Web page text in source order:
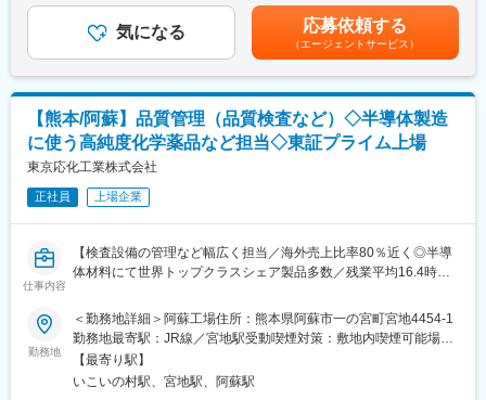
営業所は全体で15名が所属しています。新卒社員も配属されてお
り活気のある職場です。
新しいものを積極的に取り入れる挑戦的な風土があり、現場を重
視する営業スタイルを大切にしています。
変更の範囲：無
・その他、付帯的業務
※採用試験に先立ち、仕事内容の詳細は説明します。
■当社の魅力：
・日鉄エンジニアリング株式会社が建設する環境施設の、操業・
整備・資材供給などの維持管理を行うと共に、関連するソリュー
ションを企画・実行している会社です。
・全国に60ヶ所（廃棄物処理施設49カ所、エネルギー供給施設11
カ所）の事業所を持ち、ガス化高温溶融炉（廃棄物を高温処理し
スラグ・メタルとして再資源化できる施設）を安定稼動させる技
術を持つなど、環境対策にも一翼を担うと業界・自治体から大き
な注目を集めています。それと同時に、日本製鉄（株）が長年蓄
ンジニアリングノウハウを生かし、多くの製造工場のユーティリ
ティ供給設備を手掛けています。
・今後も資源循環型社会を実現させるため最先端の分野で日本製
鉄グループの一員として、地球のために、未来のために、環境問
す。■昇給：年1回（5月）■賞与：年2回（6月、12月）賃金はあく
までも目安の金額であり、選考を通じて上下する可能性がありま
す。月給(月額)は固定手当を含めた表記です。
気になる 応募依頼する
（エージェントサービス）
【熊本/阿蘇】品質管理（品質検査など）◇半導体製造
に使う高純度化学薬品など担当◇東証プライム上場
東京応化工業株式会社
正社員 上場企業
仕事内容
【検査設備の管理など幅広く担当／海外売上比率80％近く◎半導
体材料にて世界トップクラスシェア製品多数／残業平均16.4時
■職務内容：
品質管理（高純度化学薬品、レジスト中間品および原材料の品質
確認業務）
・原材料、中間品、製品の測定および合否判定
勤務地
＜勤務地詳細＞阿蘇工場住所：熊本県阿蘇市一の宮町宮地4454-1
勤務地最寄駅：JR線／宮地駅受動喫煙対策：敷地内喫煙可能場所
あり
【最寄り駅】
いこいの村駅、宮地駅、阿蘇駅